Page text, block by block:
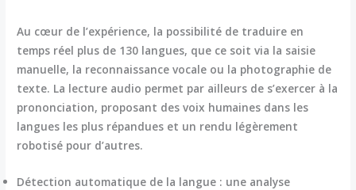
Au cœur de l’expérience, la possibilité de traduire en
temps réel plus de 130 langues, que ce soit via la saisie
manuelle, la reconnaissance vocale ou la photographie de
texte. La lecture audio permet par ailleurs de s’exercer à la
prononciation, proposant des voix humaines dans les
langues les plus répandues et un rendu légèrement
robotisé pour d’autres.
Détection automatique de la langue : une analyse